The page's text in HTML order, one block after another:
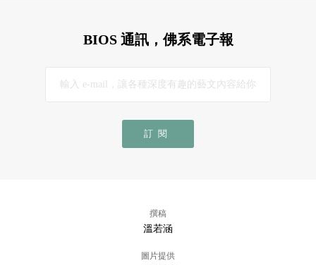
BIOS 通訊，佛系電子報
訂閱
撰稿
溫若涵
圖片提供